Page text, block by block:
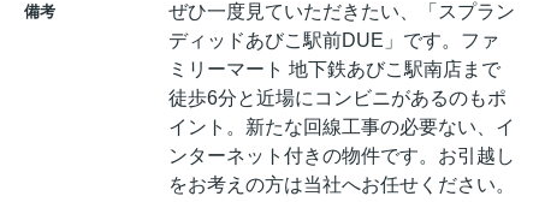
備考
ぜひ一度見ていただきたい、「スプラン
ディッドあびこ駅前DUE」です。ファ
ミリーマート 地下鉄あびこ駅南店まで
徒歩6分と近場にコンビニがあるのもポ
イント。新たな回線工事の必要ない、イ
ンターネット付きの物件です。お引越し
をお考えの方は当社へお任せください。